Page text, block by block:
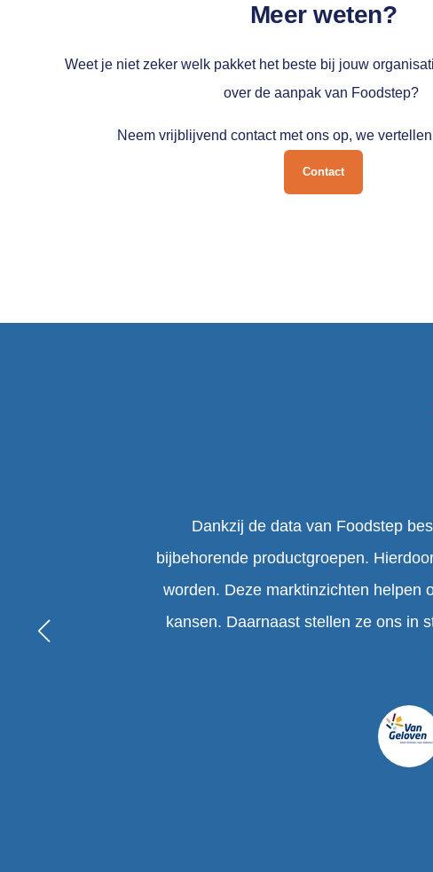
Merk/fabrikant inzicht
Begin met één categorie en ontdek wat de
Meer weten?
Weet je niet zeker welk pakket het beste bij jouw
over de aanpak van Foodstep?
Neem vrijblijvend contact met ons op, we
Contact
Dankzij de data van Foodstep
bijbehorende productgroepen.
worden. Deze marktinzichten helpen
kansen. Daarnaast stellen ze ons in